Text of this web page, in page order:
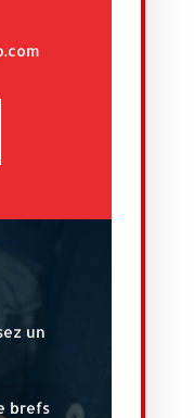
un
brefs